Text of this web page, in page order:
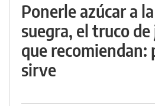
Ponerle azúcar a
suegra, el truco
que recomiendan:
sirve